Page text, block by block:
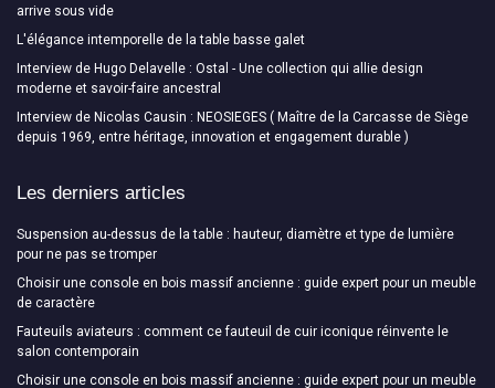
arrive sous vide
L'élégance intemporelle de la table basse galet
Interview de Hugo Delavelle : Ostal - Une collection qui allie design
moderne et savoir-faire ancestral
Interview de Nicolas Causin : NEOSIEGES ( Maître de la Carcasse de Siège
depuis 1969, entre héritage, innovation et engagement durable )
Les derniers articles
Suspension au-dessus de la table : hauteur, diamètre et type de lumière
pour ne pas se tromper
Choisir une console en bois massif ancienne : guide expert pour un meuble
de caractère
Fauteuils aviateurs : comment ce fauteuil de cuir iconique réinvente le
salon contemporain
Choisir une console en bois massif ancienne : guide expert pour un meuble